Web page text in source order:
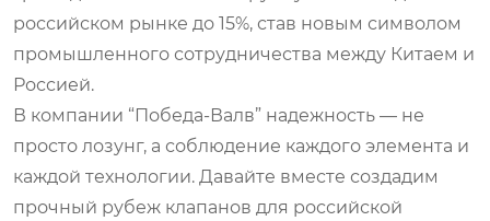
российском рынке до 15%, став новым символом
промышленного сотрудничества между Китаем и
Россией.
В компании “Победа-Валв” надежность — не
просто лозунг, а соблюдение каждого элемента и
каждой технологии. Давайте вместе создадим
прочный рубеж клапанов для российской